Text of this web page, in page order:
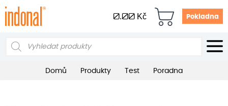
0.00 Kč Pokladna
Products
Domů Produkty Test Poradna